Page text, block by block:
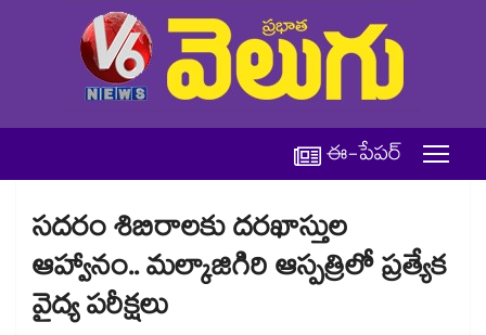
ఈ-పేపర్
సదరం శిబిరాలకు దరఖాస్తుల
ఆహ్వానం.. మల్కాజిగిరి ఆస్పత్రిలో ప్రత్యేక
వైద్య పరీక్షలు